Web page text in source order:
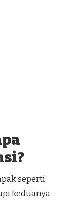
seperti
keduanya